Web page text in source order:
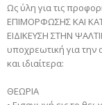
Ως ύλη για τις
ΕΠΙΜΟΡΦΩΣΗΣ ΚΑΙ
ΕΙΔΙΚΕΥΣΗ ΣΤΗΝ
υποχρεωτική για
και ιδιαίτερα:
ΘΕΩΡΙΑ